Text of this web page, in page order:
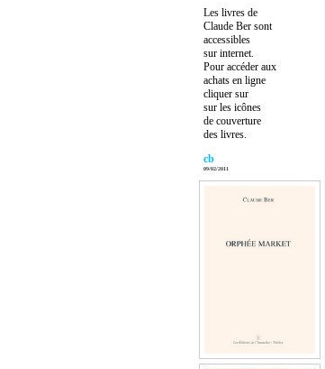
Les livres de
Claude Ber sont
accessibles
sur internet.
Pour accéder aux
achats en ligne
cliquer sur
sur les icônes
de couverture
des livres.
cb
09/02/2011